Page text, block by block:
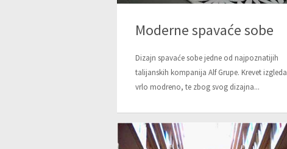
Moderne spavaće sobe
Dizajn spavaće sobe jedne od najpoznatijih
talijanskih kompanija Alf Grupe. Krevet izgleda
vrlo modreno, te zbog svog dizajna...